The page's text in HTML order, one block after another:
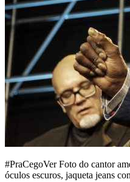
#PraCegoVer Foto do cantor
óculos escuros, jaqueta jeans